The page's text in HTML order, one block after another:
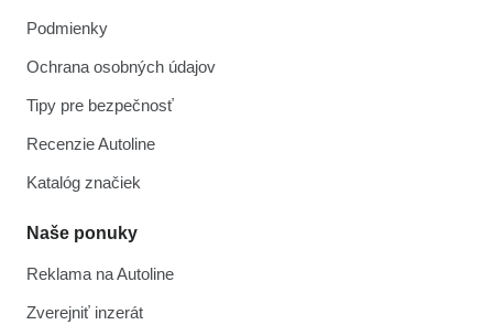
Podmienky
Ochrana osobných údajov
Tipy pre bezpečnosť
Recenzie Autoline
Katalóg značiek
Naše ponuky
Reklama na Autoline
Zverejniť inzerát